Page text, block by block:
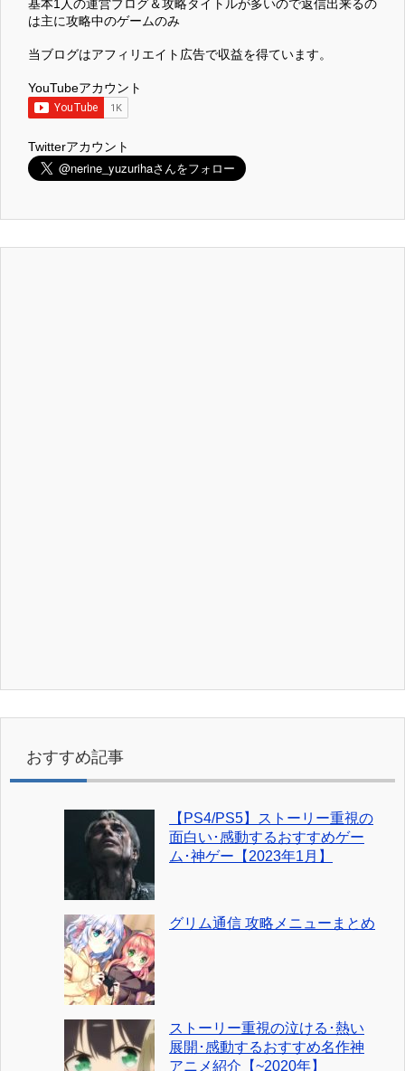
基本1人の運営ブログ＆攻略タイトルが多いので返信出来るの
は主に攻略中のゲームのみ
当ブログはアフィリエイト広告で収益を得ています。
YouTubeアカウント
Twitterアカウント
おすすめ記事
【PS4/PS5】ストーリー重視の
面白い･感動するおすすめゲー
ム･神ゲー【2023年1月】
グリム通信 攻略メニューまとめ
ストーリー重視の泣ける･熱い
展開･感動するおすすめ名作神
アニメ紹介【~2020年】